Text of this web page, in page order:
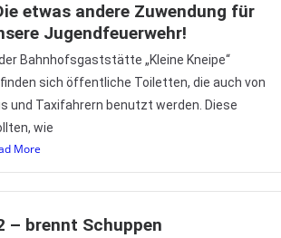
etwas andere Zuwendung für
Jugendfeuerwehr!
der Bahnhofsgaststätte „Kleine Kneipe“
sich öffentliche Toiletten, die auch von
und Taxifahrern benutzt werden. Diese
wie
More
– brennt Schuppen